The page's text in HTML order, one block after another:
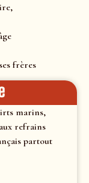
frères
marins,
refrains
partout